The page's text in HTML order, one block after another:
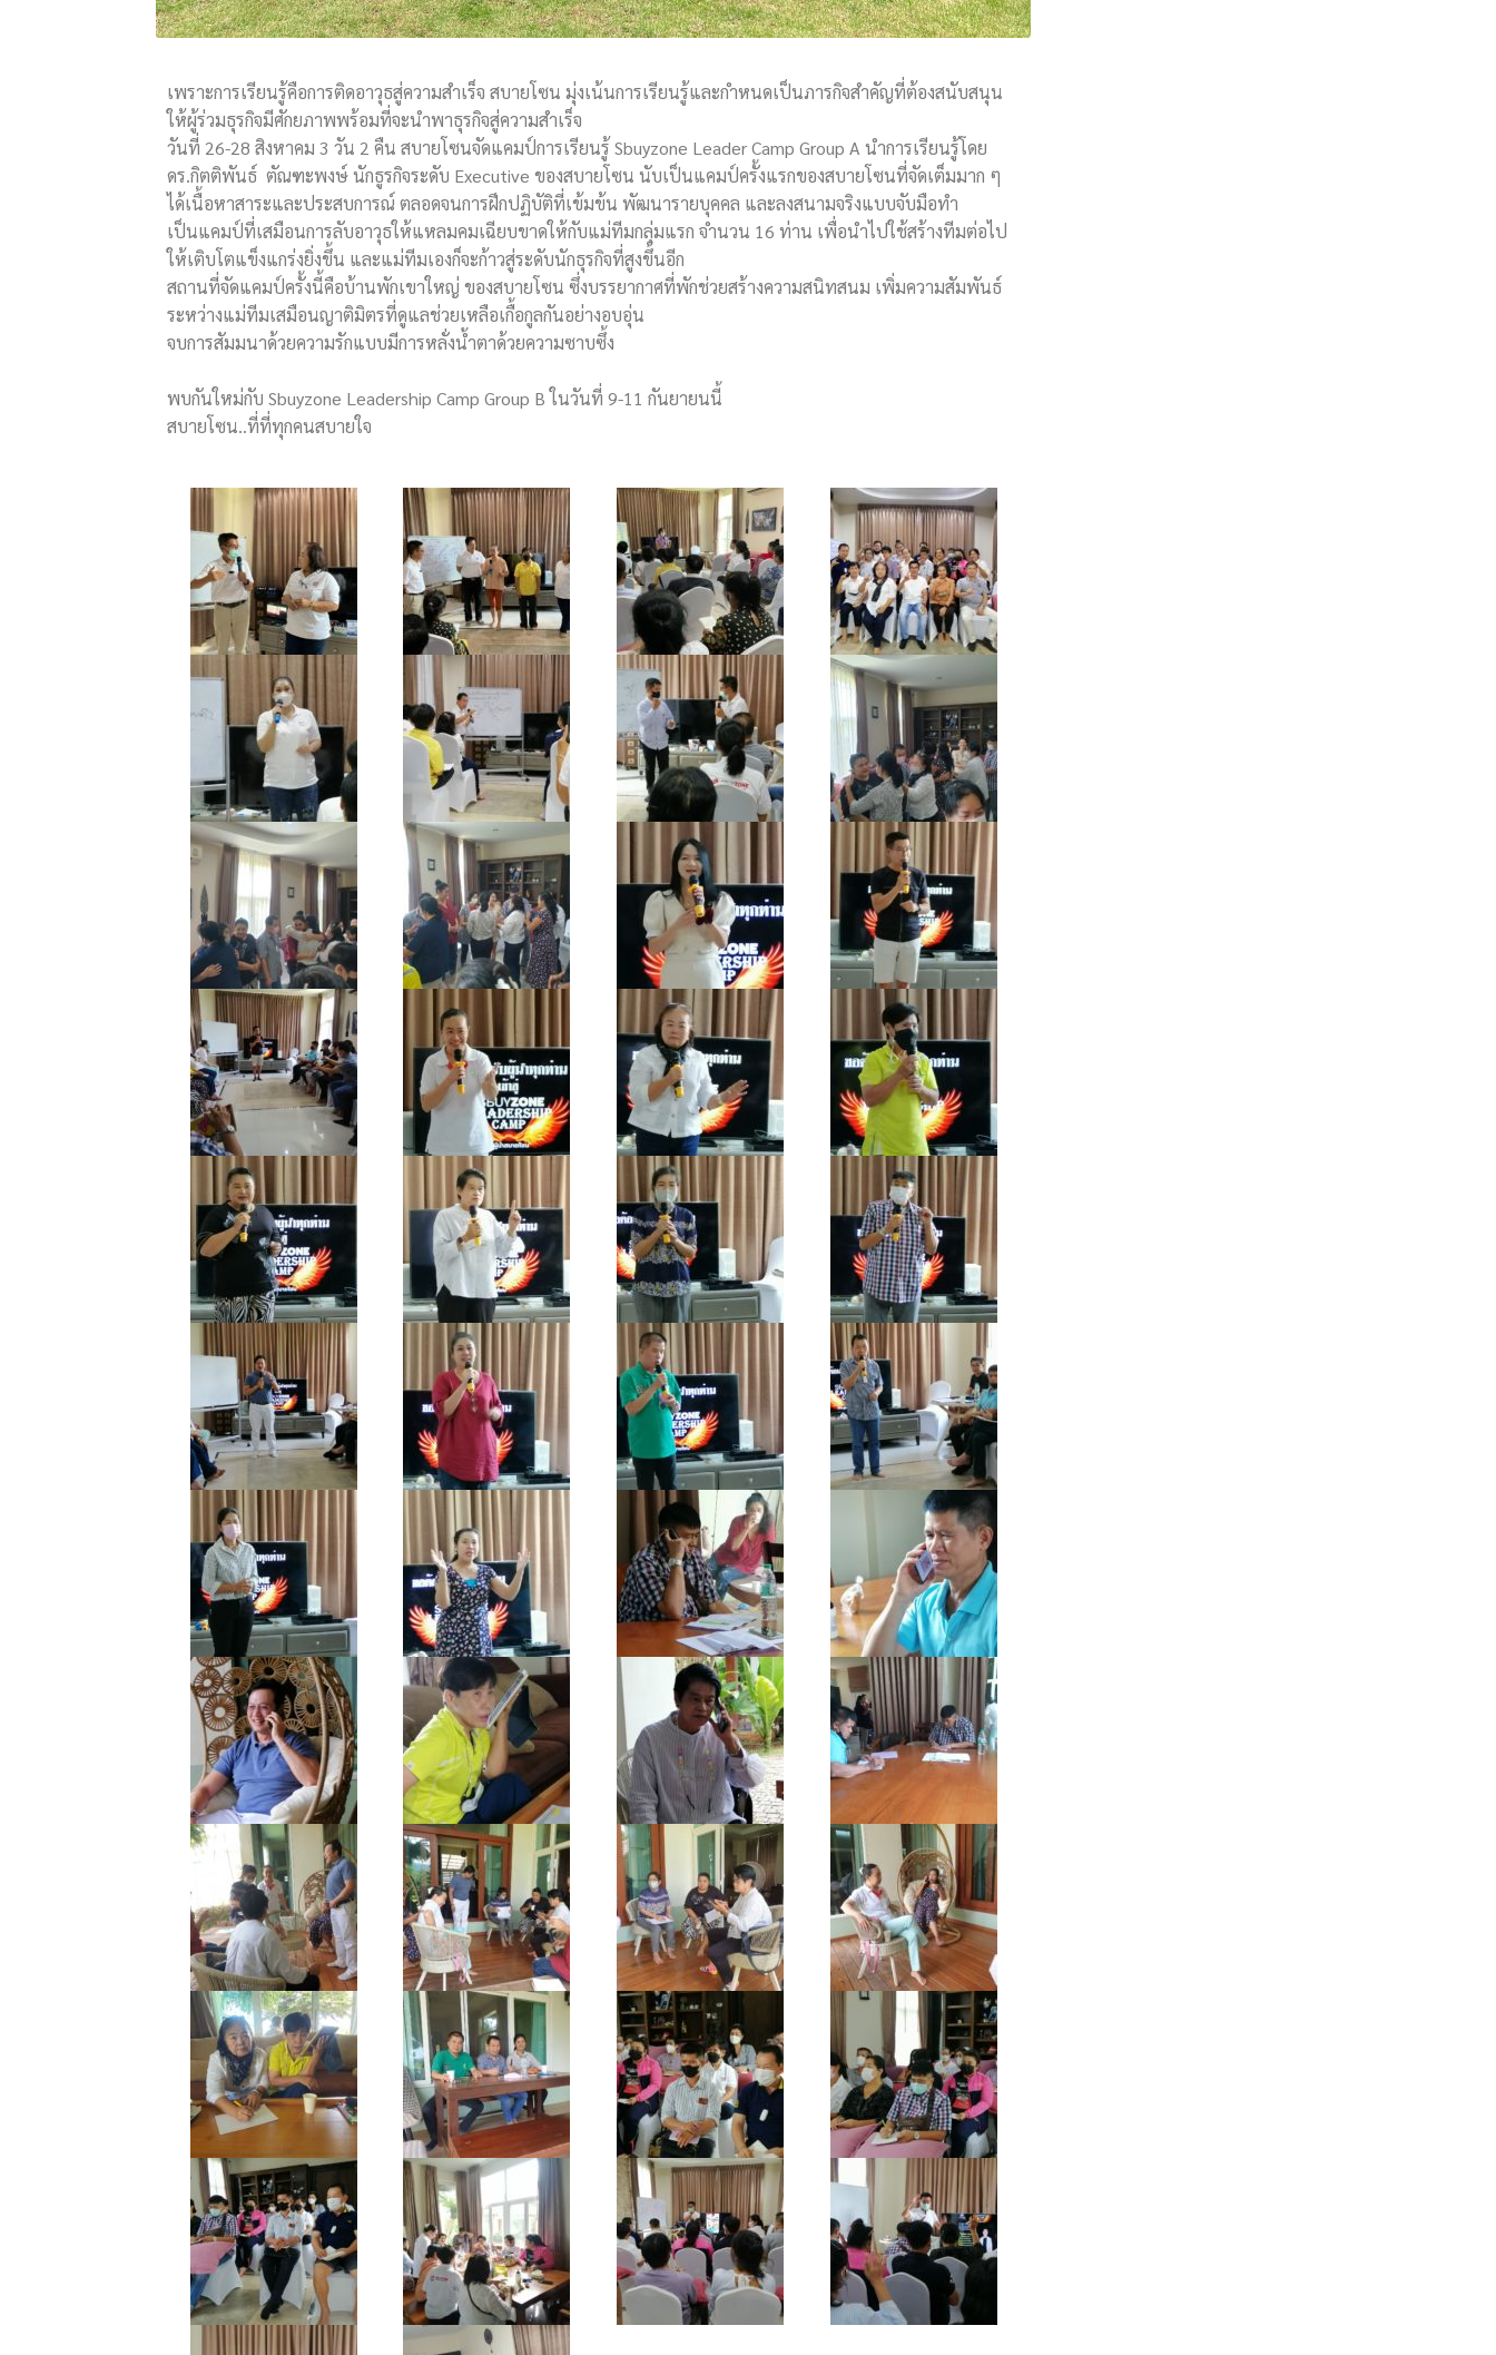
เพราะการเรียนรู้คือการติดอาวุธสู่ความสำเร็จ สบายโซน มุ่งเน้นการเรียนรู้และกำหนดเป็นภารกิจสำคัญที่ต้องสนับสนุน
ให้ผู้ร่วมธุรกิจมีศักยภาพพร้อมที่จะนำพาธุรกิจสู่ความสำเร็จ
วันที่ 26-28 สิงหาคม 3 วัน 2 คืน สบายโซนจัดแคมป์การเรียนรู้ Sbuyzone Leader Camp Group A นำการเรียนรู้โดย
ดร.กิตติพันธ์ ตัณฑะพงษ์ นักธูรกิจระดับ Executive ของสบายโซน นับเป็นแคมป์ครั้งแรกของสบายโซนที่จัดเต็มมาก ๆ
ได้เนื้อหาสาระและประสบการณ์ ตลอดจนการฝึกปฏิบัติที่เข้มข้น พัฒนารายบุคคล และลงสนามจริงแบบจับมือทำ
เป็นแคมป์ที่เสมือนการลับอาวุธให้แหลมคมเฉียบขาดให้กับแม่ทีมกลุ่มแรก จำนวน 16 ท่าน เพื่อนำไปใช้สร้างทีมต่อไป
ให้เติบโตแข็งแกร่งยิ่งขึ้น และแม่ทีมเองก็จะก้าวสู่ระดับนักธุรกิจที่สูงขึ้นอีก
สถานที่จัดแคมป์ครั้งนี้คือบ้านพักเขาใหญ่ ของสบายโซน ซึ่งบรรยากาศที่พักช่วยสร้างความสนิทสนม เพิ่มความสัมพันธ์
ระหว่างแม่ทีมเสมือนญาติมิตรที่ดูแลช่วยเหลือเกื้อกูลกันอย่างอบอุ่น
จบการสัมมนาด้วยความรักแบบมีการหลั่งน้ำตาด้วยความซาบซึ้ง
พบกันใหม่กับ Sbuyzone Leadership Camp Group B ในวันที่ 9-11 กันยายนนี้
สบายโซน..ที่ที่ทุกคนสบายใจ